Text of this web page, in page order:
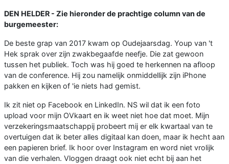
DEN HELDER - Zie hieronder de prachtige column van de
burgemeester:
De beste grap van 2017 kwam op Oudejaarsdag. Youp van 't
Hek sprak over zijn zwakbegaafde neefje. Die zat gewoon
tussen het publiek. Toch was hij goed te herkennen na afloop
van de conference. Hij zou namelijk onmiddellijk zijn iPhone
pakken en kijken of 'ie niets had gemist.
Ik zit niet op Facebook en LinkedIn. NS wil dat ik een foto
upload voor mijn OVkaart en ik weet niet hoe dat moet. Mijn
verzekeringsmaatschappij probeert mij er elk kwartaal van te
overtuigen dat ik beter alles digitaal kan doen, maar ik hecht aan
een papieren brief. Ik hoor over Instagram en word niet vrolijk
van die verhalen. Vloggen draagt ook niet echt bij aan het